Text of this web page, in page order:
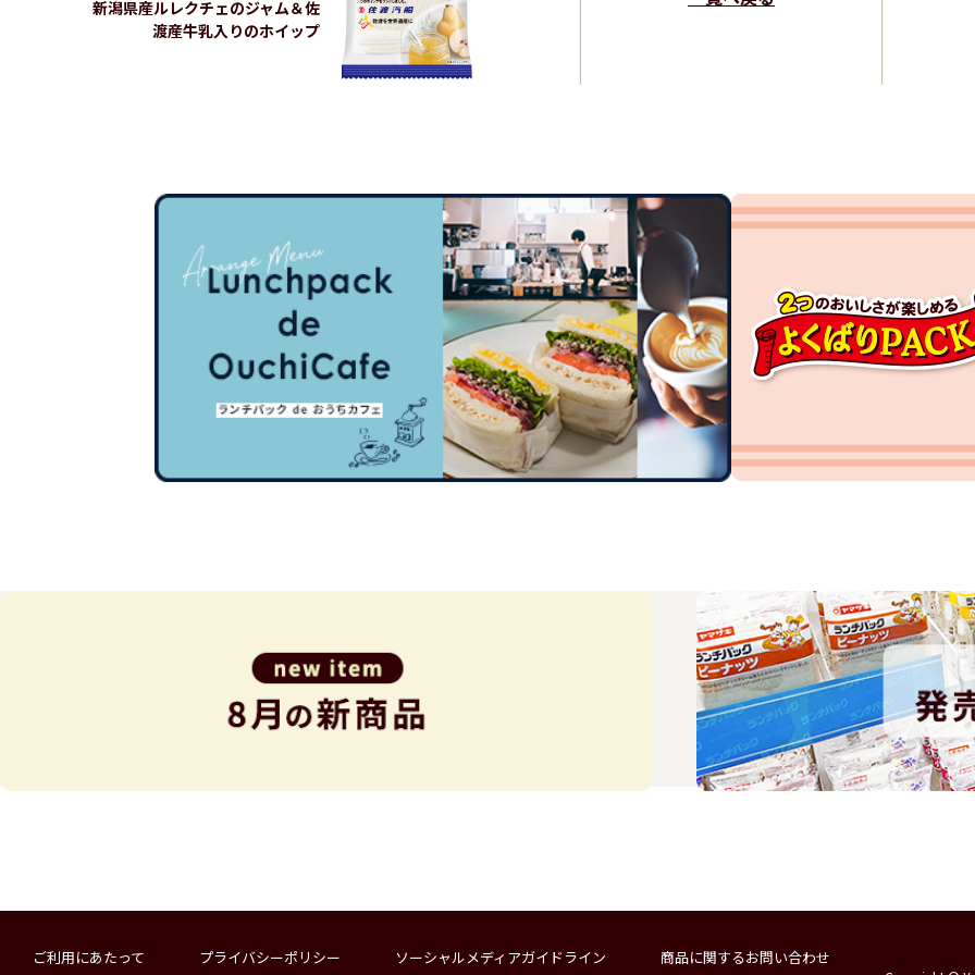
新潟県産ルレクチェのジャム＆佐
渡産牛乳入りのホイップ
ご利用にあたって プライバシーポリシー ソーシャルメディアガイドライン 商品に関するお問い合わせ